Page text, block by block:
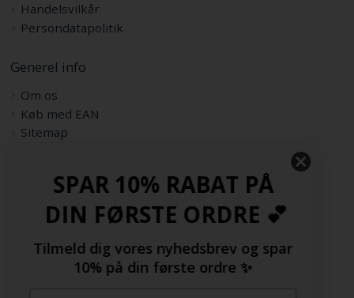
Handelsvilkår
Persondatapolitik
Generel info
Om os
Køb med EAN
Sitemap
Følg os her
SPAR 10% RABAT PÅ
DIN FØRSTE ORDRE 💕
Tilmeld dig vores nyhedsbrev og spar
10% på din første ordre ✨